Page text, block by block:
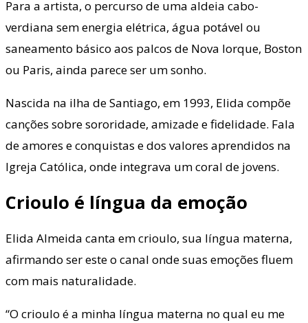
Para a artista, o percurso de uma aldeia cabo-
verdiana sem energia elétrica, água potável ou
saneamento básico aos palcos de Nova Iorque, Boston
ou Paris, ainda parece ser um sonho.
Nascida na ilha de Santiago, em 1993, Elida compõe
canções sobre sororidade, amizade e fidelidade. Fala
de amores e conquistas e dos valores aprendidos na
Igreja Católica, onde integrava um coral de jovens.
Crioulo é língua da emoção
Elida Almeida canta em crioulo, sua língua materna,
afirmando ser este o canal onde suas emoções fluem
com mais naturalidade.
“O crioulo é a minha língua materna no qual eu me